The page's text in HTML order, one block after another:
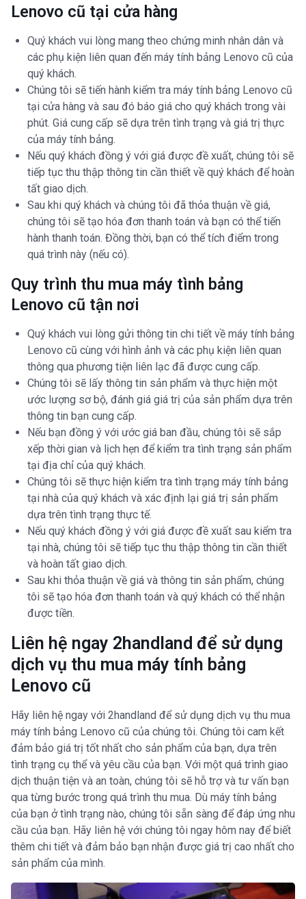
Lenovo cũ tại cửa hàng
Quý khách vui lòng mang theo chứng minh nhân dân và
các phụ kiện liên quan đến máy tính bảng Lenovo cũ của
quý khách.
Chúng tôi sẽ tiến hành kiểm tra máy tính bảng Lenovo cũ
tại cửa hàng và sau đó báo giá cho quý khách trong vài
phút. Giá cung cấp sẽ dựa trên tình trạng và giá trị thực
của máy tính bảng.
Nếu quý khách đồng ý với giá được đề xuất, chúng tôi sẽ
tiếp tục thu thập thông tin cần thiết về quý khách để hoàn
tất giao dịch.
Sau khi quý khách và chúng tôi đã thỏa thuận về giá,
chúng tôi sẽ tạo hóa đơn thanh toán và bạn có thể tiến
hành thanh toán. Đồng thời, bạn có thể tích điểm trong
quá trình này (nếu có).
Quy trình thu mua máy tình bảng
Lenovo cũ tận nơi
Quý khách vui lòng gửi thông tin chi tiết về máy tính bảng
Lenovo cũ cùng với hình ảnh và các phụ kiện liên quan
thông qua phương tiện liên lạc đã được cung cấp.
Chúng tôi sẽ lấy thông tin sản phẩm và thực hiện một
ước lượng sơ bộ, đánh giá giá trị của sản phẩm dựa trên
thông tin bạn cung cấp.
Nếu bạn đồng ý với ước giá ban đầu, chúng tôi sẽ sắp
xếp thời gian và lịch hẹn để kiểm tra tình trạng sản phẩm
tại địa chỉ của quý khách.
Chúng tôi sẽ thực hiện kiểm tra tình trạng máy tính bảng
tại nhà của quý khách và xác định lại giá trị sản phẩm
dựa trên tình trạng thực tế.
Nếu quý khách đồng ý với giá được đề xuất sau kiểm tra
tại nhà, chúng tôi sẽ tiếp tục thu thập thông tin cần thiết
và hoàn tất giao dịch.
Sau khi thỏa thuận về giá và thông tin sản phẩm, chúng
tôi sẽ tạo hóa đơn thanh toán và quý khách có thể nhận
được tiền.
Liên hệ ngay 2handland để sử dụng
dịch vụ thu mua máy tính bảng
Lenovo cũ
Hãy liên hệ ngay với 2handland để sử dụng dịch vụ thu mua
máy tính bảng Lenovo cũ của chúng tôi. Chúng tôi cam kết
đảm bảo giá trị tốt nhất cho sản phẩm của bạn, dựa trên
tình trạng cụ thể và yêu cầu của bạn. Với một quá trình giao
dịch thuận tiện và an toàn, chúng tôi sẽ hỗ trợ và tư vấn bạn
qua từng bước trong quá trình thu mua. Dù máy tính bảng
của bạn ở tình trạng nào, chúng tôi sẵn sàng để đáp ứng nhu
cầu của bạn. Hãy liên hệ với chúng tôi ngay hôm nay để biết
thêm chi tiết và đảm bảo bạn nhận được giá trị cao nhất cho
sản phẩm của mình.